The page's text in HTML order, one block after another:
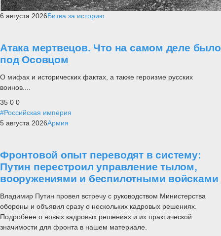
6 августа 2026Битва за историю
Атака мертвецов. Что на самом деле было
под Осовцом
О мифах и исторических фактах, а также героизме русских
воинов....
35 0 0
#Российская империя
5 августа 2026Армия
Фронтовой опыт переводят в систему:
Путин перестроил управление тылом,
вооружениями и беспилотными войсками
Владимир Путин провел встречу с руководством Министерства
обороны и объявил сразу о нескольких кадровых решениях.
Подробнее о новых кадровых решениях и их практической
значимости для фронта в нашем материале.